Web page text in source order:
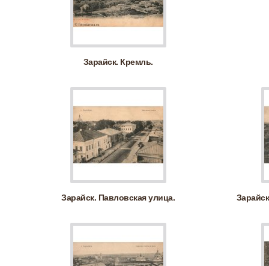
Зарайск. Кремль.
Зарайск. Павловская улица.